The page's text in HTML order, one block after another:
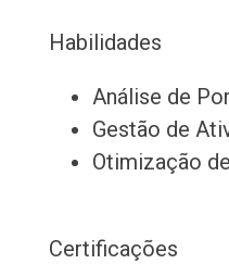
Habilidades
Análise de
Gestão de
Otimização
Certificações